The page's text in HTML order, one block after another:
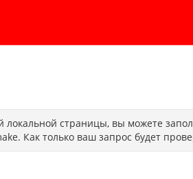
локальной страницы, вы можете
Как только ваш запрос будет